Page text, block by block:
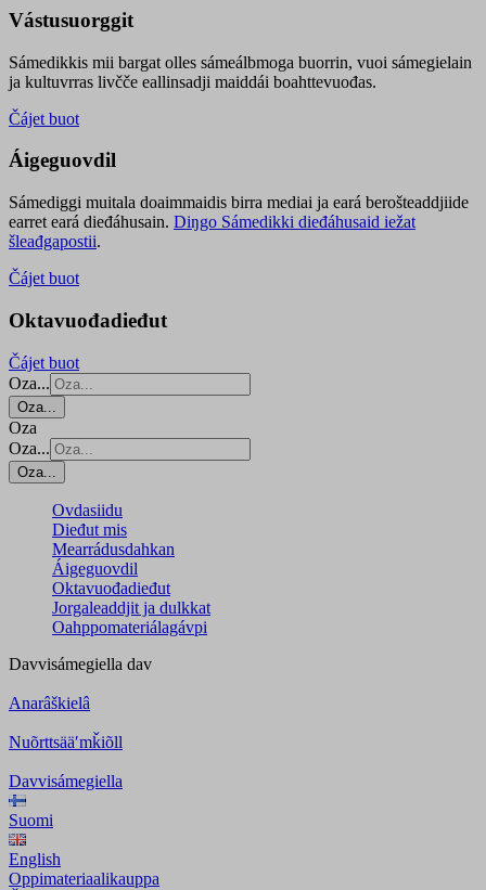
Vástusuorggit
Sámedikkis mii bargat olles sámeálbmoga buorrin, vuoi sámegielain
ja kultuvrras livčče eallinsadji maiddái boahttevuođas.
Čájet buot
Áigeguovdil
Sámediggi muitala doaimmaidis birra mediai ja eará berošteaddjiide
earret eará dieđáhusain. Diŋgo Sámedikki dieđáhusaid iežat
šleađgapostii.
Čájet buot
Oktavuođadieđut
Čájet buot
Oza...
Oza...
Oza
Oza...
Oza...
Ovdasiidu
Dieđut mis
Mearrádusdahkan
Áigeguovdil
Oktavuođadieđut
Jorgaleaddjit ja dulkkat
Oahppomateriálagávpi
Davvisámegiella dav
Anarâškielâ
Nuõrttsääʹmǩiõll
Davvisámegiella
Suomi
English
Oppimateriaalikauppa